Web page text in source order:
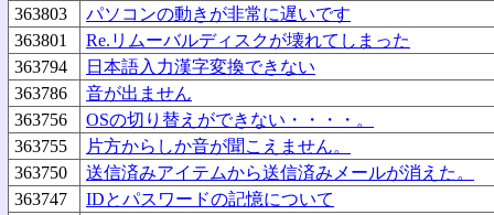
363803
パソコンの動きが非常に遅いです
363801
Re.リムーバルディスクが壊れてしまった
363794
日本語入力漢字変換できない
363786
音が出ません
363756
OSの切り替えができない・・・・。
363755
片方からしか音が聞こえません。
363750
送信済みアイテムから送信済みメールが消えた。
363747
IDとパスワードの記憶について